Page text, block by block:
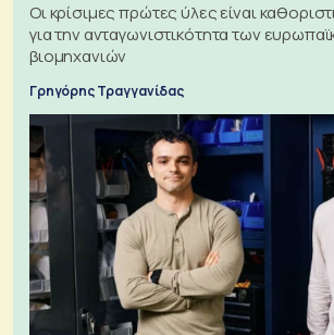
Οι κρίσιμες πρώτες ύλες είναι
για την ανταγωνιστικότητα των
βιομηχανιών
Γρηγόρης Τραγγανίδας